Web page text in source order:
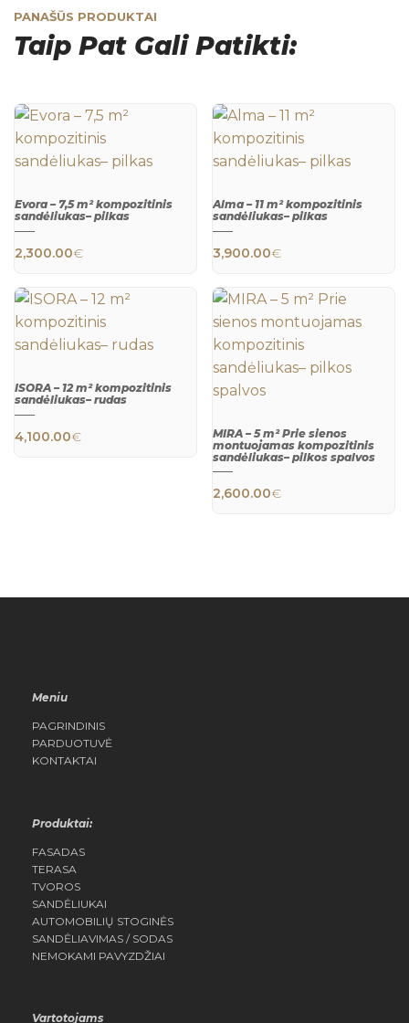
PANAŠŪS PRODUKTAI
Taip Pat Gali Patikti:
Evora – 7,5 m² kompozitinis
sandėliukas– pilkas
2,300.00€
Alma – 11 m² kompozitinis
sandėliukas– pilkas
3,900.00€
ISORA – 12 m² kompozitinis
sandėliukas– rudas
4,100.00€
MIRA – 5 m² Prie sienos
montuojamas kompozitinis
sandėliukas– pilkos spalvos
2,600.00€
Meniu
PAGRINDINIS
PARDUOTUVĖ
KONTAKTAI
Produktai:
FASADAS
TERASA
TVOROS
SANDĖLIUKAI
AUTOMOBILIŲ STOGINĖS
SANDĖLIAVIMAS / SODAS
NEMOKAMI PAVYZDŽIAI
Vartotojams